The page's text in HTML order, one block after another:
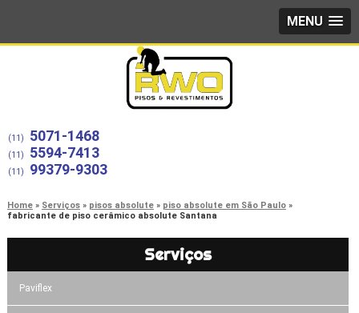
MENU
(11) 5071-1468
(11) 5594-7413
(11) 99379-9303
Home Serviços pisos absolute
piso absolute em São Paulo
fabricante de piso cerâmico absolute Santana
Serviços
Paviflex